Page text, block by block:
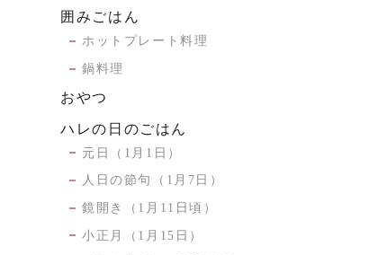
囲みごはん
ホットプレート料理
鍋料理
おやつ
ハレの日のごはん
元日（1月1日）
人日の節句（1月7日）
鏡開き（1月11日頃）
小正月（1月15日）